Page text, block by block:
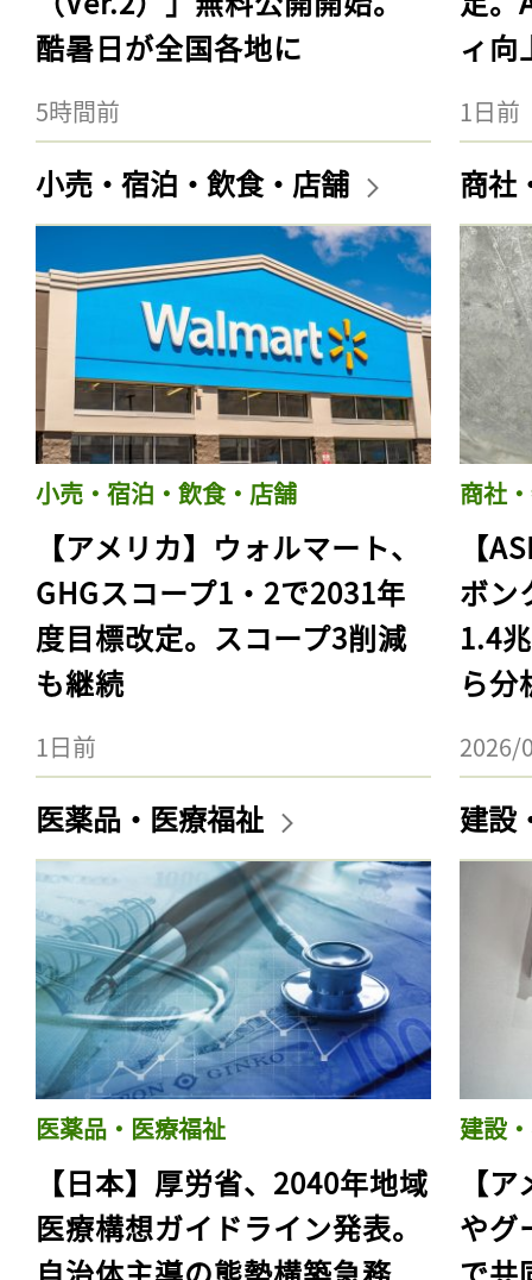
酷暑日が全国各地に
5時間前
ィ向
1日前
小売・宿泊・飲食・店舗
小売・宿泊・飲食・店舗
【アメリカ】ウォルマート、
GHGスコープ1・2で2031年
度目標改定。スコープ3削減
も継続
1日前
商社
商社
【
ボン
1.4
ら分
2026/
医薬品・医療福祉
医薬品・医療福祉
【日本】厚労省、2040年地域
医療構想ガイドライン発表。
建設
建設
【
やグ